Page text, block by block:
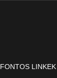
FONTOS LINKEK